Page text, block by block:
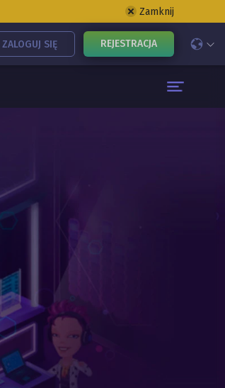
Zamknij
ZALOGUJ SIĘ REJESTRACJA